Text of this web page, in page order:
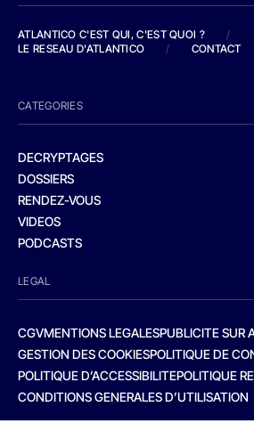
ATLANTICO C'EST QUI, C'EST QUOI ?
/
LE RESEAU D'ATLANTICO
/ CONTACT
CATEGORIES
DECRYPTAGES
DOSSIERS
RENDEZ-VOUS
VIDEOS
PODCASTS
LEGAL
CGVMENTIONS LEGALESPUBLICITE SUR
GESTION DES COOKIESPOLITIQUE DE
POLITIQUE D’ACCESSIBILITEPOLITIQUE
CONDITIONS GENERALES D’UTILISATION